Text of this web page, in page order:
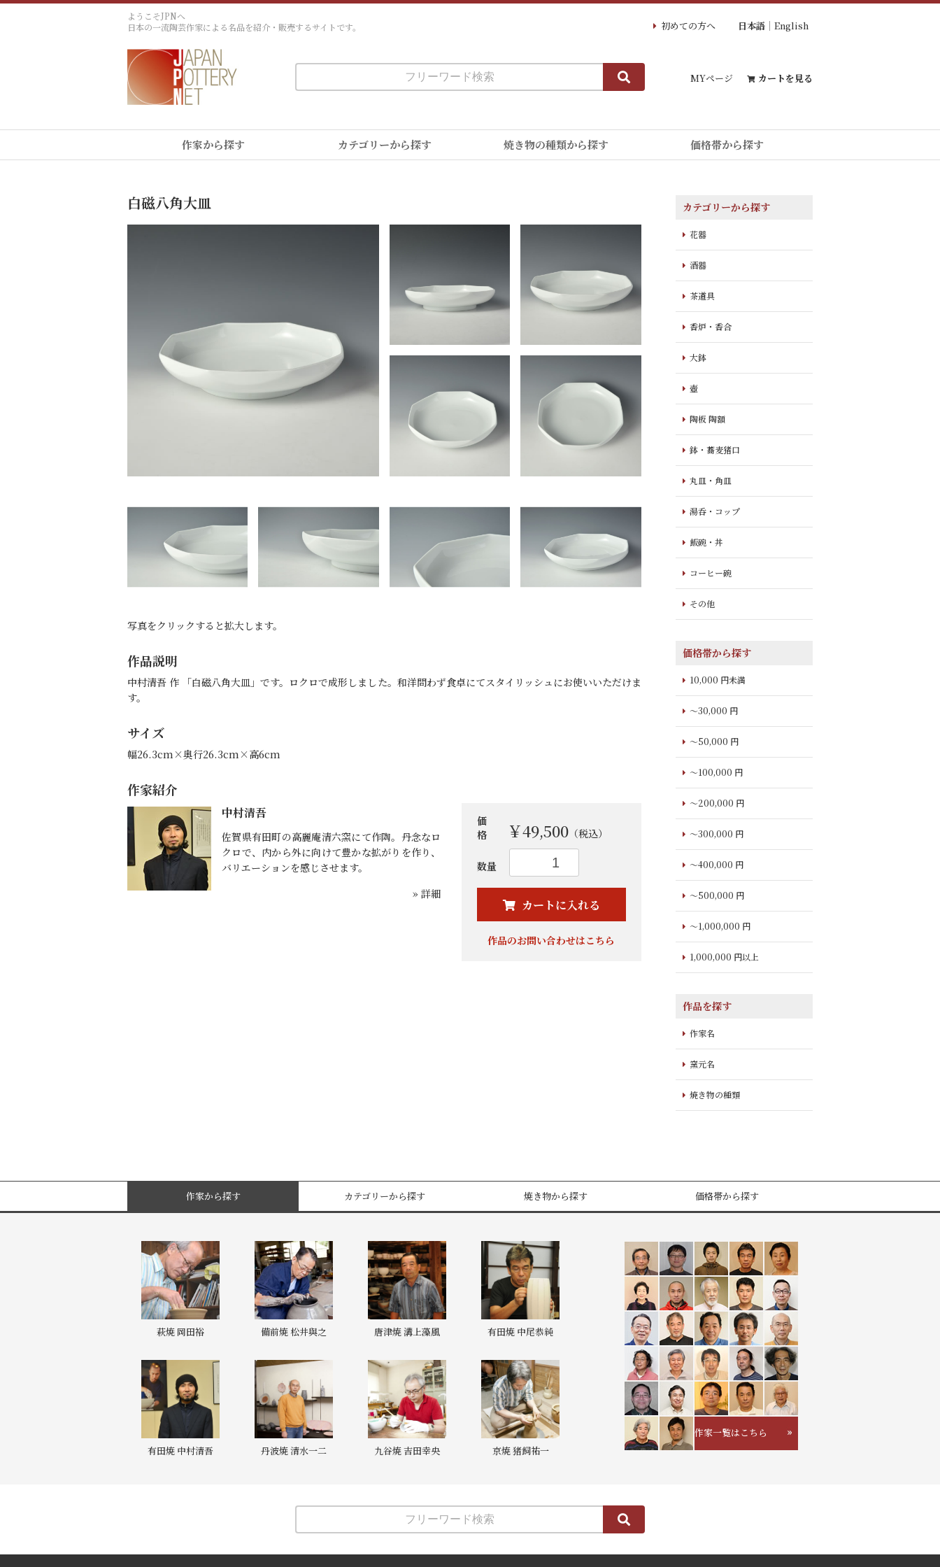
ようこそJPNへ
日本の一流陶芸作家による名品を紹介・販売するサイトです。
初めての方へ 日本語 English
MYページ カートを見る
作家から探す カテゴリーから探す 焼き物の種類から探す 価格帯から探す
白磁八角大皿
写真をクリックすると拡大します。
作品説明
中村清吾 作 「白磁八角大皿」です。ロクロで成形しました。和洋問わず食卓にてスタイリッシュにお使いいただけま
す。
サイズ
幅26.3cm×奥行26.3cm×高6cm
作家紹介
中村清吾
佐賀県有田町の高麗庵清六窯にて作陶。丹念なロ
クロで、内から外に向けて豊かな拡がりを作り、
バリエーションを感じさせます。
» 詳細
価
格
￥49,500（税込）
数量
カートに入れる
カートへ進む
作品のお問い合わせはこちら
カテゴリーから探す
花器
酒器
茶道具
香炉・香合
大鉢
壺
陶板 陶額
鉢・蕎麦猪口
丸皿・角皿
湯呑・コップ
飯碗・丼
コーヒー碗
その他
価格帯から探す
10,000 円未満
～30,000 円
～50,000 円
～100,000 円
～200,000 円
～300,000 円
～400,000 円
～500,000 円
～1,000,000 円
1,000,000 円以上
作品を探す
作家名
窯元名
焼き物の種類
作家から探す カテゴリーから探す 焼き物から探す 価格帯から探す
萩焼 岡田裕 備前焼 松井與之 唐津焼 溝上藻風 有田焼 中尾恭純
有田焼 中村清吾 丹波焼 清水一二 九谷焼 吉田幸央 京焼 猪飼祐一
作家一覧はこちら